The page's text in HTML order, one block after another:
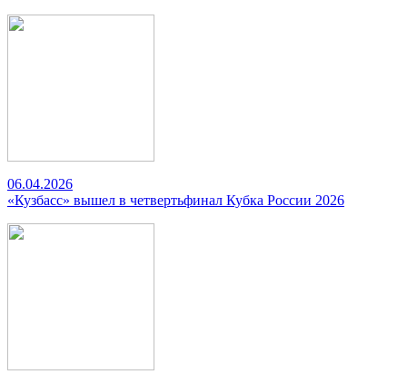
06.04.2026
«Кузбасс» вышел в четвертьфинал Кубка России 2026